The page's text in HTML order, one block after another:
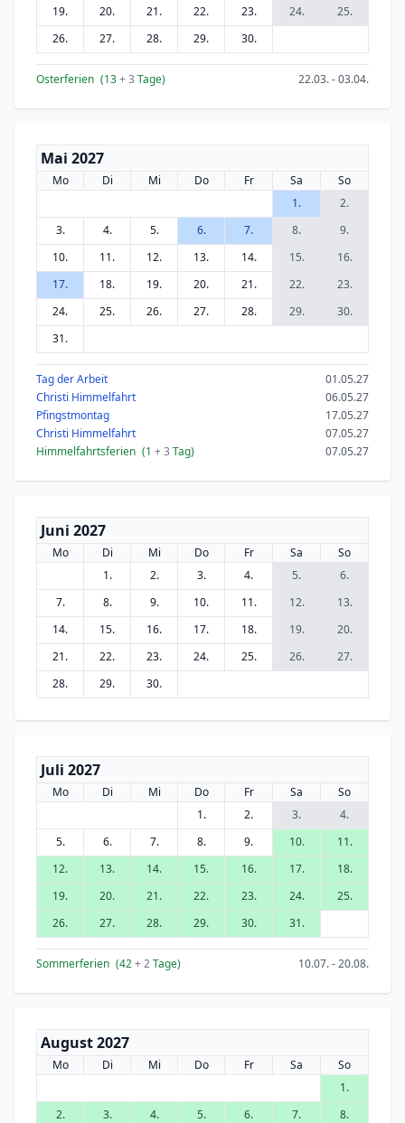
19. 20. 21. 22. 23. 24.
25.
26.
27. 28. 29. 30.
Osterferien (13+ 3 Tage) 22.03. - 03.04.
Mai 2027
Mo Di Mi Do Fr Sa
So
1.
2.
3.
4. 5. 6. 7. 8.
9.
10.
11. 12. 13. 14. 15.
16.
17.
18. 19. 20. 21. 22.
23.
24.
25. 26. 27. 28. 29.
30.
31.
Tag der Arbeit
01.05.27
Christi Himmelfahrt
06.05.27
Pfingstmontag
17.05.27
Christi Himmelfahrt
07.05.27
Himmelfahrtsferien (1 + 3 Tag) 07.05.27
Juni 2027
Mo Di Mi Do Fr Sa
So
1.
2. 3. 4. 5.
6.
7.
8. 9. 10. 11. 12.
13.
14.
15. 16. 17. 18. 19.
20.
21.
22. 23. 24. 25. 26.
27.
28.
29. 30.
Juli 2027
Mo Di Mi Do Fr Sa
So
1.
2. 3.
4.
5.
6. 7. 8. 9. 10.
11.
12.
13. 14. 15. 16. 17.
18.
19.
20. 21. 22. 23. 24.
25.
26.
27. 28. 29. 30. 31.
Sommerferien (42+ 2Tage) 10.07. - 20.08.
August 2027
Mo Di Mi Do Fr Sa
So
1.
2.
3. 4. 5. 6. 7.
8.